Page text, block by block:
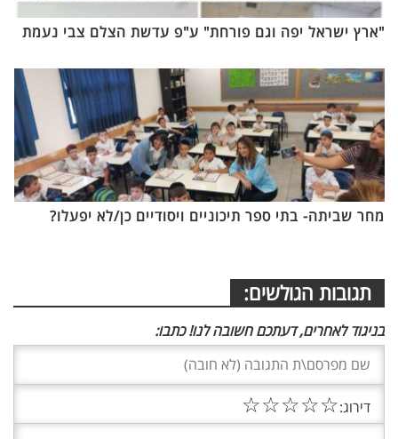
"ארץ ישראל יפה וגם פורחת" ע"פ עדשת הצלם צבי נעמת
מחר שביתה- בתי ספר תיכוניים ויסודיים כן/לא יפעלו?
תגובות הגולשים:
בניגוד לאחרים, דעתכם חשובה לנו! כתבו:
דירוג:☆
☆
☆
☆
☆